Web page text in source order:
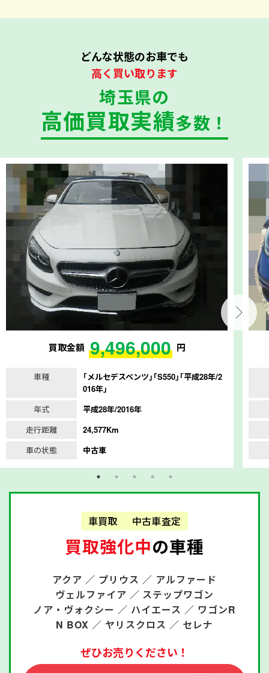
どんな状態のお車でも
高く買い取ります
埼玉県の
高価買取実績多数！
買取金額 9,496,000 円
車種
｢メルセデスベンツ｣｢S550｣｢平成28年/2
016年｣
年式
平成28年/2016年
走行距離
24,577Km
車の状態
中古車
車買取 中古車査定
買取強化中の車種
アクア ／ プリウス ／ アルファード
ヴェルファイア ／ ステップワゴン
ノア・ヴォクシー ／ ハイエース ／ ワゴンR
N BOX ／ ヤリスクロス ／ セレナ
ぜひお売りください！